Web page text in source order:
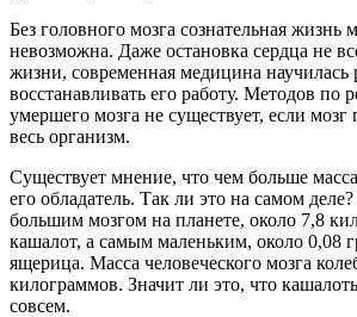
Без головного мозга сознательная жизнь
невозможна. Даже остановка сердца не
жизни, современная медицина научилась
восстанавливать его работу. Методов по
умершего мозга не существует, если мозг
весь организм.
Существует мнение, что чем больше
его обладатель. Так ли это на самом
большим мозгом на планете, около 7,8
кашалот, а самым маленьким, около 0,08
ящерица. Масса человеческого мозга
килограммов. Значит ли это, что
совсем.